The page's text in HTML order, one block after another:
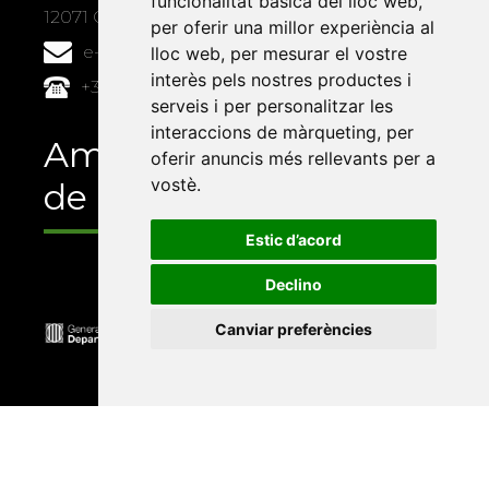
per oferir una millor experiència al
lloc web, per mesurar el vostre
interès pels nostres productes i
serveis i per personalitzar les
interaccions de màrqueting, per
oferir anuncis més rellevants per a
vostè.
Estic d’acord
Declino
Canviar preferències
12071 Castelló de la Plana
e-buc@vives.org
+34 964 72 89 93
Amb el suport
de